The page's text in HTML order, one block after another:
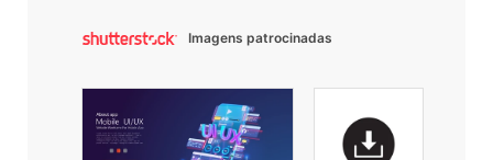
Imagens patrocinadas